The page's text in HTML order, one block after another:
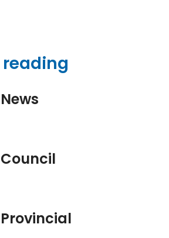
News
Council
Provincial